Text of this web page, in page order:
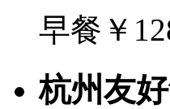
早餐￥
杭州友